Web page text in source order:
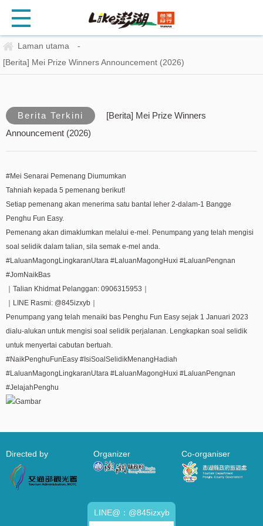
Laman utama -
[Berita] Mei Prize Winners Announcement (2026)
Berita Terkini
[Berita] Mei Prize Winners
Announcement (2026)
#Mei Senarai Pemenang Diumumkan
Tahniah kepada 5 pemenang berikut!
Setiap pemenang akan menerima satu bantal leher 2-dalam-1 Bangge
Penghu Fun Easy.
Pemenang akan dimaklumkan melalui e-mel. Penumpang yang telah mengisi
soal selidik dalam talian, sila semak e-mel anda.
#LaluanMagongLingkaranUtara #LaluanMagongHuxi #LaluanPengnan
#JomNaikBas
｜Talian Khidmat Pelanggan: 0906315953｜
｜LINE Rasmi: @845izxyb｜
Penumpang yang telah menaiki bas Penghu Fun Easy sejak 1 Januari 2023
dialu-alukan untuk mengisi soal selidik perjalanan. Lengkapkan soal selidik
untuk menyertai cabutan bertuah.
#NaikPenghuFunEasy #IsiSoalSelidikMenangHadiah
#LaluanMagongLingkaranUtara #LaluanMagongHuxi #LaluanPengnan
#JelajahPenghu
Directed by Organizer Co-organiser
LINE@：@845izxyb